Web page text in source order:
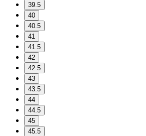
39.5
40
40.5
41
41.5
42
42.5
43
43.5
44
44.5
45
45.5